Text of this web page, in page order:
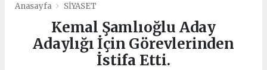
Anasayfa SİYASET
Kemal Şamlıoğlu Aday
Adaylığı İçin Görevlerinden
İstifa Etti.